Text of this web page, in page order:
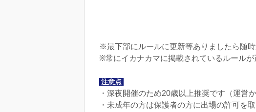
※最下部にルールに更新等ありましたら随時
※常にイカナカマに掲載されているルールが
注意点
・深夜開催のため20歳以上推奨です（運営
・未成年の方は保護者の方に出場の許可を